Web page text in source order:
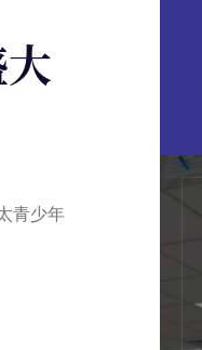
青少年